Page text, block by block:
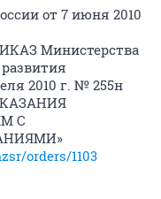
от 7 июня 2010
Министерства
2010 г. № 255н
С
orders/1103